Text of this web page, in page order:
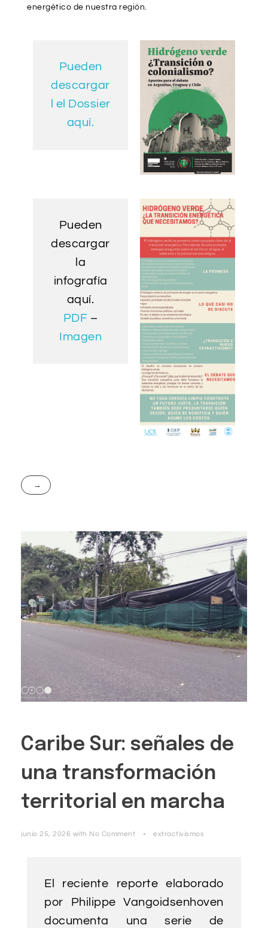
energético de nuestra región.
Pueden
descargar
l el Dossier
aquí.
Pueden
descargar
la
infografía
aquí.
PDF –
Imagen
Caribe Sur: señales de
una transformación
territorial en marcha
junio 25, 2026 with No Comment extractivismos
El reciente reporte elaborado
por Philippe Vangoidsenhoven
documenta una serie de